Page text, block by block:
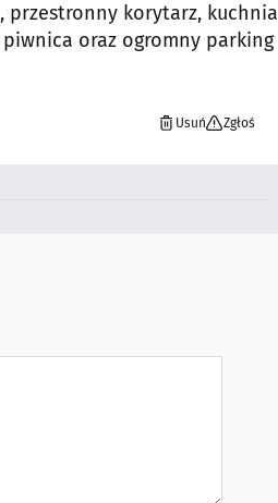
przestronny korytarz, kuchnia
oraz ogromny parking
Usuń Zgłoś